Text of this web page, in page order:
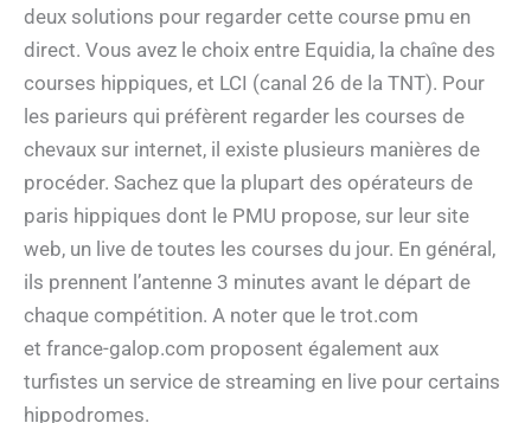
deux solutions pour regarder cette course pmu en
direct. Vous avez le choix entre Equidia, la chaîne des
courses hippiques, et LCI (canal 26 de la TNT). Pour
les parieurs qui préfèrent regarder les courses de
chevaux sur internet, il existe plusieurs manières de
procéder. Sachez que la plupart des opérateurs de
paris hippiques dont le PMU propose, sur leur site
web, un live de toutes les courses du jour. En général,
ils prennent l’antenne 3 minutes avant le départ de
chaque compétition. A noter que le trot.com
et france-galop.com proposent également aux
turfistes un service de streaming en live pour certains
hippodromes.